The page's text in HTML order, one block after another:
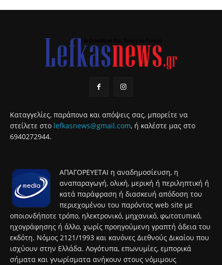
Καταγγελίες, παράπονα και απόψεις σας, μπορείτε να
στείλετε στο lefkasnews@gmail.com, ή καλέστε μας στο
6940272944.
ΑΠΑΓΟΡΕΥΕΤΑΙ η αναδημοσίευση, η
αναπαραγωγή, ολική, μερική ή περιληπτική ή
κατά παράφραση ή διασκευή απόδοση του
περιεχομένου του παρόντος web site με
οποιονδήποτε τρόπο, ηλεκτρονικό, μηχανικό, φωτοτυπικό,
ηχογράφησης ή άλλο, χωρίς προηγούμενη γραπτή άδεια του
εκδότη. Νόμος 2121/1993 και κανόνες Διεθνούς Δικαίου που
ισχύουν στην Ελλάδα. Λογότυπα, επωνυμίες, εμπορικά
σήματα και γνωρίσματα ανήκουν στους νόμιμους